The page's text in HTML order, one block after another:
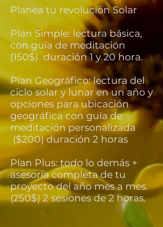
Planea tu revolución Solar
Plan Simple: lectura básica,
con guía de meditación
(150$) duración 1 y 20 hora.
Plan Geográfico:lectura del
ciclo solar y lunar en un año y
opciones para ubicación
geográfica con guía de
meditación personalizada
($200) duración 2 horas
Plan Plus: todo lo demás +
asesoría completa de tu
proyecto del año mes a mes.
(250$) 2 sesiones de 2 horas.